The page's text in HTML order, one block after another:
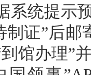
系统提示
制证”后
馆办理”